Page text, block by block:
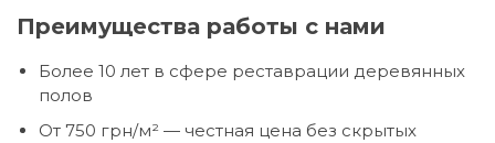
Преимущества работы с нами
Более 10 лет в сфере реставрации деревянных
полов
От 750 грн/м² — честная цена без скрытых